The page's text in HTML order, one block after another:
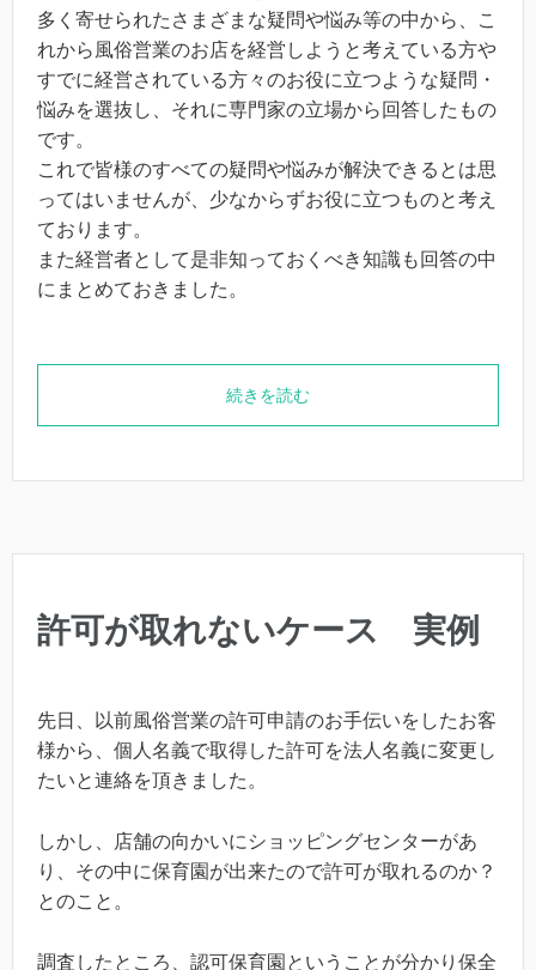
多く寄せられたさまざまな疑問や悩み等の中から、こ
れから風俗営業のお店を経営しようと考えている方や
すでに経営されている方々のお役に立つような疑問・
悩みを選抜し、それに専門家の立場から回答したもの
です。
これで皆様のすべての疑問や悩みが解決できるとは思
ってはいませんが、少なからずお役に立つものと考え
ております。
また経営者として是非知っておくべき知識も回答の中
にまとめておきました。
続きを読む
許可が取れないケース 実例
先日、以前風俗営業の許可申請のお手伝いをしたお客
様から、個人名義で取得した許可を法人名義に変更し
たいと連絡を頂きました。
しかし、店舗の向かいにショッピングセンターがあ
り、その中に保育園が出来たので許可が取れるのか？
とのこと。
調査したところ、認可保育園ということが分かり保全